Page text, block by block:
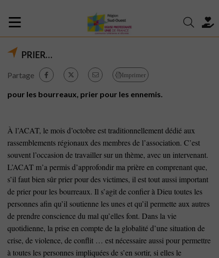
PRIER…
Partage Imprimer
pour les bourreaux, prier pour les ennemis.
À l’ACAT, le mois d’octobre est traditionnellement dédié aux
rassemblements régionaux des membres de l’association. C’est
souvent l’occasion de travailler sur un thème, avec un intervenant.
L’ACAT m’a permis d’approfondir ma prière en comprenant que,
s’il faut bien sûr prier pour des victimes, il est tout aussi important
de prier pour les bourreaux. Il s’agit de confier à Dieu toutes les
personnes afin qu’il soutienne les unes et qu’il permette aux autres
de prendre conscience du mal qu’elles font. Dans la vie
quotidienne, la prise en compte de la globalité d’une situation de
crise, de violence, de conflit … est nécessaire aussi pour permettre
à toutes les personnes impliquées de s’en sortir, si elles le